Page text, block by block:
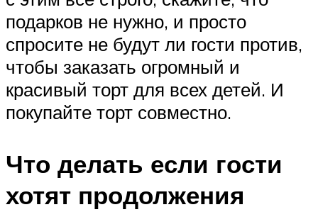
подарков не нужно, и просто
спросите не будут ли гости против,
чтобы заказать огромный и
красивый торт для всех детей. И
покупайте торт совместно.
Что делать если гости
хотят продолжения